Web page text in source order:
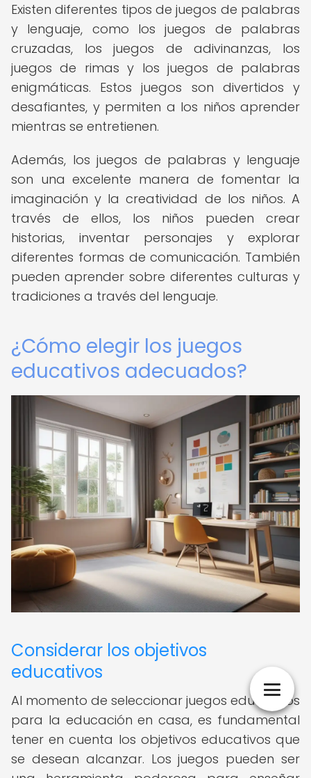
Existen diferentes tipos de juegos de palabras
y lenguaje, como los juegos de palabras
cruzadas, los juegos de adivinanzas, los
juegos de rimas y los juegos de palabras
enigmáticas. Estos juegos son divertidos y
desafiantes, y permiten a los niños aprender
mientras se entretienen.
Además, los juegos de palabras y lenguaje
son una excelente manera de fomentar la
imaginación y la creatividad de los niños. A
través de ellos, los niños pueden crear
historias, inventar personajes y explorar
diferentes formas de comunicación. También
pueden aprender sobre diferentes culturas y
tradiciones a través del lenguaje.
¿Cómo elegir los juegos
educativos adecuados?
Considerar los objetivos
educativos
Al momento de seleccionar juegos educativos
para la educación en casa, es fundamental
tener en cuenta los objetivos educativos que
se desean alcanzar. Los juegos pueden ser